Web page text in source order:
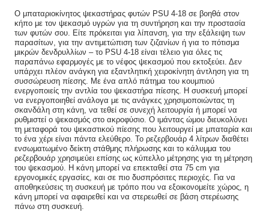
Ο μπαταριοκίνητος ψεκαστήρας φυτών PSU 4-18 σε βοηθά στον
κήπο με τον ψεκασμό υγρών για τη συντήρηση και την προστασία
των φυτών σου. Είτε πρόκειται για λίπανση, για την εξάλειψη των
παρασίτων, για την αντιμετώπιση των ζιζανίων ή για το πότισμα
μικρών δενδρυλλίων – το PSU 4-18 είναι τέλειο για όλες τις
παραπάνω εφαρμογές με το νέφος ψεκασμού που εκτοξεύει. Δεν
υπάρχει πλέον ανάγκη για εξαντλητική χειροκίνητη άντληση για τη
συσσώρευση πίεσης. Με ένα απλό πάτημα του κουμπιού
ενεργοποιείς την αντλία του ψεκαστήρα πίεσης. Η συσκευή μπορεί
να ενεργοποιηθεί ανάλογα με τις ανάγκες χρησιμοποιώντας τη
σκανδάλη στη κάνη, να τεθεί σε συνεχή λειτουργία ή μπορεί να
ρυθμιστεί ο ψεκασμός στο ακροφύσιο. Ο ιμάντας ώμου διευκολύνει
τη μεταφορά του ψεκαστικού πίεσης που λειτουργεί με μπαταρία και
το ένα χέρι είναι πάντα ελεύθερο. Το ρεζερβουάρ 4 λίτρων διαθέτει
ενσωματωμένο δείκτη στάθμης πλήρωσης και το κάλυμμα του
ρεζερβουάρ χρησιμεύει επίσης ως κύπελλο μέτρησης για τη μέτρηση
του ψεκασμού. Η κάνη μπορεί να επεκταθεί στα 75 cm για
εργονομικές εργασίες, και σε πιο δυσπρόσιτες περιοχές. Για να
αποθηκεύσεις τη συσκευή με τρόπο που να εξοικονομείτε χώρος, η
κάνη μπορεί να αφαιρεθεί και να στερεωθεί σε βάση στερέωσης
πάνω στη συσκευή.